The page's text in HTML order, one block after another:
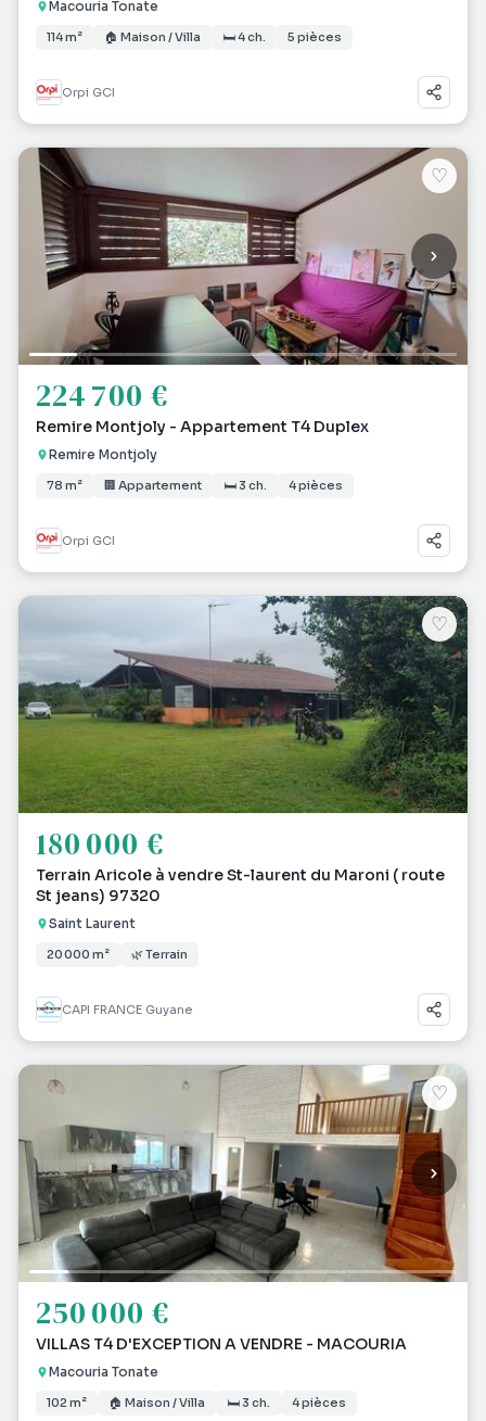
Macouria Tonate
114 m² 🏠 Maison / Villa 🛏 4 ch. 5 pièces
Orpi GCI
♡
224 700 €
Remire Montjoly - Appartement T4 Duplex
Remire Montjoly
78 m² 🏢 Appartement 🛏 3 ch. 4 pièces
Orpi GCI
♡
180 000 €
Terrain Aricole à vendre St-laurent du Maroni ( route
St jeans) 97320
Saint Laurent
20 000 m² 🌿 Terrain
CAPI FRANCE Guyane
♡
250 000 €
VILLAS T4 D'EXCEPTION A VENDRE - MACOURIA
Macouria Tonate
102 m² 🏠 Maison / Villa 🛏 3 ch. 4 pièces